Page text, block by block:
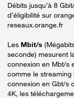
Débits jusqu’à 8
d’éligibilité sur
reseaux.orange.fr
Les Mbit/s
seconde) mesurent
connexion en Mbt/s
comme le
connexion en Gbt/s
4K, les